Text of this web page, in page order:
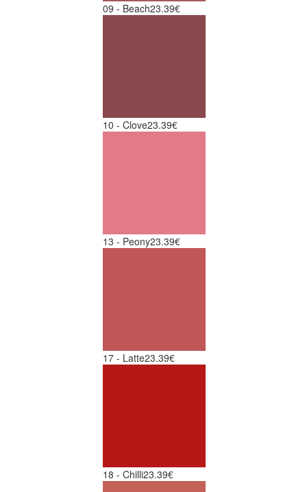
09 - Beach23.39€
10 - Clove23.39€
13 - Peony23.39€
17 - Latte23.39€
18 - Chilli23.39€